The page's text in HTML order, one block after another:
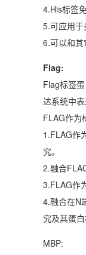
4.His标签
5.可应用于
6.可以和其
Flag:
Flag标签
达系统中表
FLAG作为
1.FLAG作
究。
2.融合
3.FLAG作
4.融合在N
究及其蛋
MBP: